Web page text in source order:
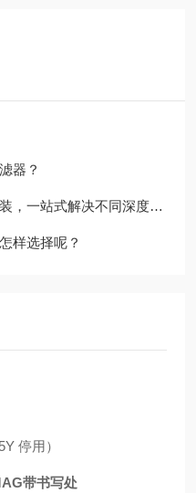
器？
式解决不同深度土壤取样需求
样选择呢？
停用）
带书写处